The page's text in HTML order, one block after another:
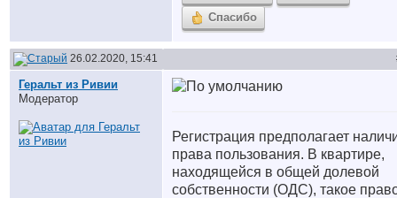
Спасибо
26.02.2020, 15:41
Геральт из Ривии
Модератор
Регистрация предполагает
права пользования. В квартире,
находящейся в общей долевой
собственности (ОДС), такое